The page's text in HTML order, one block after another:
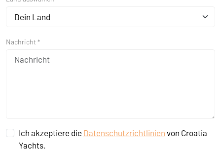
Dein Land
Nachricht *
Ich akzeptiere die Datenschutzrichtlinien von Croatia
Yachts.